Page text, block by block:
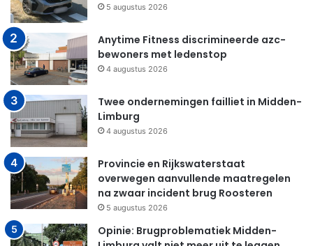
5 augustus 2026
Anytime Fitness discrimineerde azc-
bewoners met ledenstop
4 augustus 2026
Twee ondernemingen failliet in Midden-
Limburg
4 augustus 2026
Provincie en Rijkswaterstaat
overwegen aanvullende maatregelen
na zwaar incident brug Roosteren
5 augustus 2026
Opinie: Brugproblematiek Midden-